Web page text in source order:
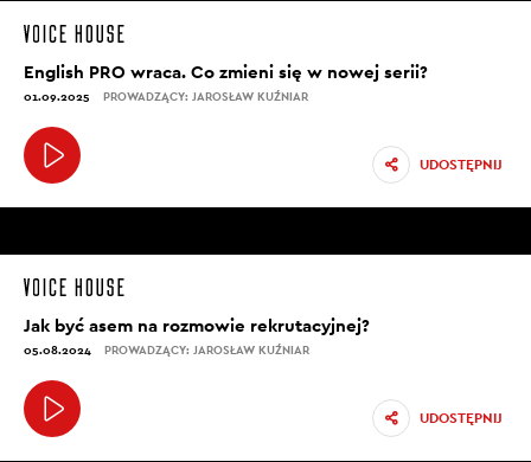
English PRO wraca. Co zmieni się w nowej serii?
01.09.2025 PROWADZĄCY: JAROSŁAW KUŹNIAR
UDOSTĘPNIJ
Jak być asem na rozmowie rekrutacyjnej?
05.08.2024 PROWADZĄCY: JAROSŁAW KUŹNIAR
UDOSTĘPNIJ